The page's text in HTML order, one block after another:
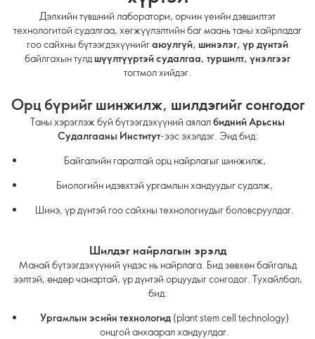
Дэлхийн түвшний лаборатори, орчин үеийн дэвшилтэт
технологитой судалгаа, хөгжүүлэлтийн баг маань таны хайрладаг
гоо сайхны бүтээгдэхүүнийгаюулгүй, шинэлэг, үр дүнтэй
байлгахын тулдшүүлтүүртэй судалгаа, туршилт, үнэлгээг
тогтмол хийдэг.
Орц бүрийг шинжилж, шилдэгийг сонгодог
Таны хэрэглэж буй бүтээгдэхүүний аялалбидний Арьсны
Судалгааны Институт-ээс эхэлдэг. Энд бид:
Байгалийн гаралтай орц найрлагыг шинжилж,
Биологийн идэвхтэй ургамлын хандуудыг судалж,
Шинэ, үр дүнтэй гоо сайхны технологиудыг боловсруулдаг.
Шилдэг найрлагын эрэлд
Манай бүтээгдэхүүний үндэс нь найрлага. Бид зөвхөн байгальд
ээлтэй, өндөр чанартай, үр дүнтэй орцуудыг сонгодог. Тухайлбал,
бид:
Ургамлын эсийн технологид (plant stem cell technology)
онцгой анхаарал хандуулдаг.